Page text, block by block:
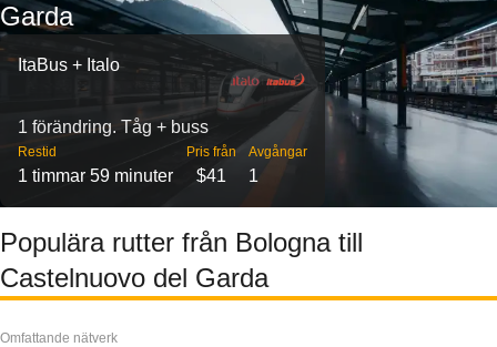
Garda
ItaBus + Italo
1 förändring. Tåg + buss
Restid
1 timmar 59 minuter
Pris från
$41
Avgångar
1
Populära rutter från Bologna till
Castelnuovo del Garda
Omfattande nätverk